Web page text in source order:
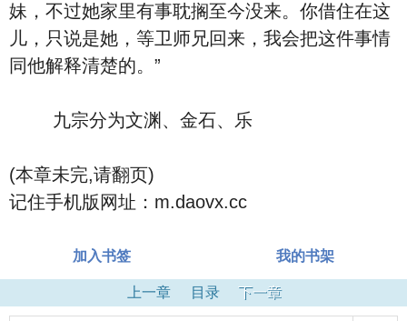
妹，不过她家里有事耽搁至今没来。你借住在这
儿，只说是她，等卫师兄回来，我会把这件事情
同他解释清楚的。”
九宗分为文渊、金石、乐
(本章未完,请翻页)
记住手机版网址：m.daovx.cc
加入书签 我的书架
上一章 目录 下一章